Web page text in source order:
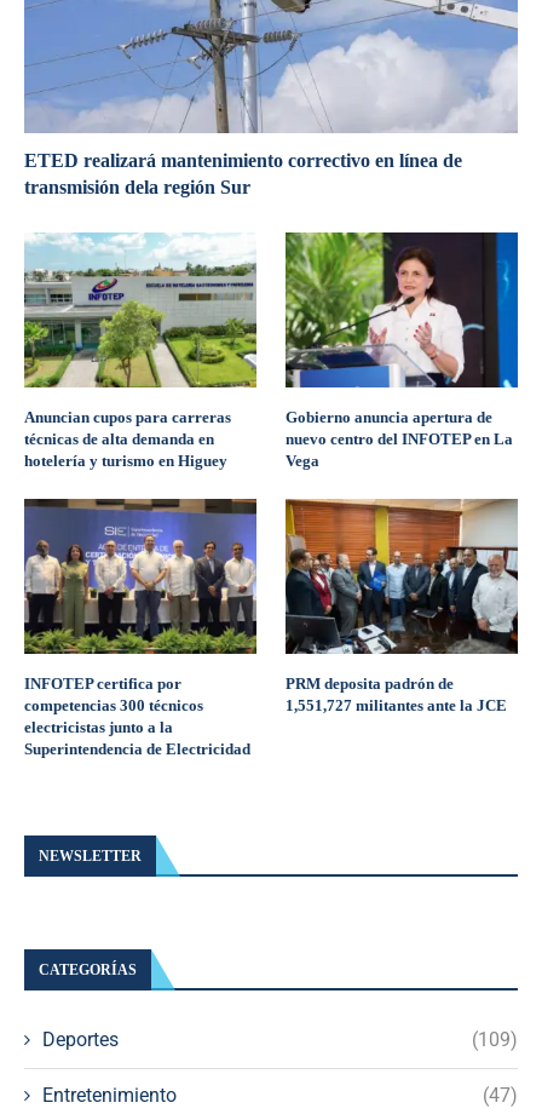
ETED realizará mantenimiento correctivo en línea de
transmisión dela región Sur
Anuncian cupos para carreras
técnicas de alta demanda en
hotelería y turismo en Higuey
Gobierno anuncia apertura de
nuevo centro del INFOTEP en La
Vega
INFOTEP certifica por
competencias 300 técnicos
electricistas junto a la
Superintendencia de Electricidad
PRM deposita padrón de
1,551,727 militantes ante la JCE
NEWSLETTER
CATEGORÍAS
Deportes (109)
Entretenimiento (47)